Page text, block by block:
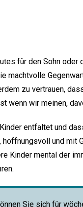
für den Sohn oder
machtvolle
zu vertrauen,
wenn wir meinen,
entfaltet und
und mit
Kinder mental der
Sie sich für